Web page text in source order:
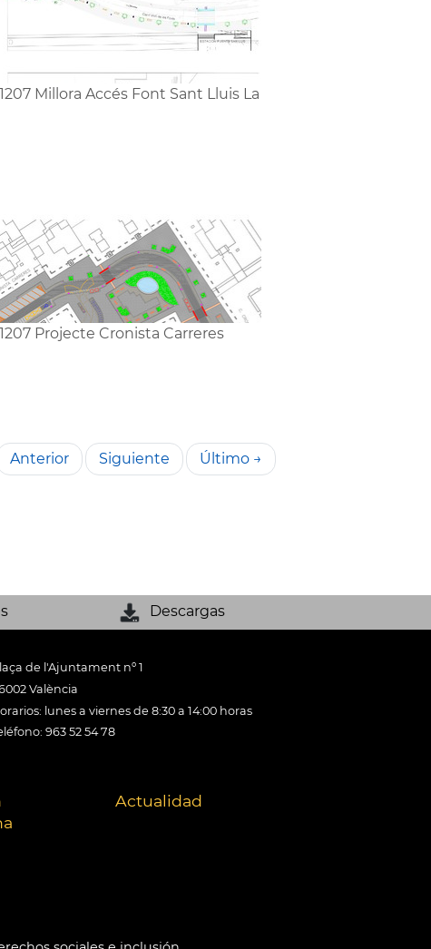
1207 Millora Accés Font Sant Lluis La
1207 Projecte Cronista Carreres
Anterior Siguiente Último →
Descargas
de l'Ajuntament nº 1
València
lunes a viernes de 8:30 a 14:00 horas
963 52 54 78
Actualidad